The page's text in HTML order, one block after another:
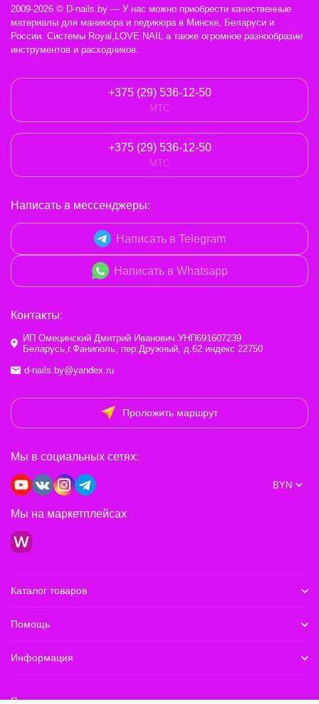
2009-2026 © D-nails.by — У нас можно приобрести качественные
материалы для маникюра и педикюра в Минске, Беларуси и
России. Системы Royal,LOVE NAIL а также огромное разнообразие
инструментов и расходников.
+375 (29) 536-12-50
МТС
+375 (29) 536-12-50
МТС
Написать в мессенджеры:
Написать в Telegram
Написать в Whatsapp
Контакты:
ИП Омецинский Дмитрий Иванович УНП691607239
Беларусь,г.Фаниполь, пер.Дружный, д.62 индекс 22750
d-nails.by@yandex.ru
Проложить маршрут
Мы в социальных сетях:
Мы на маркетплейсах
BYN
Каталог товаров
Помощь
Информация
Политика персональных данных